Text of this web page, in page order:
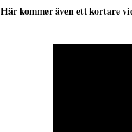
Här kommer även ett kortare